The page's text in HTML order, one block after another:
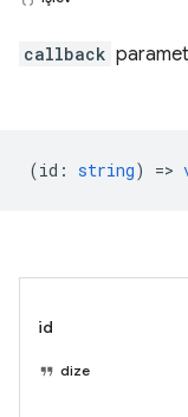
callback
(id : string) =>
id
dize